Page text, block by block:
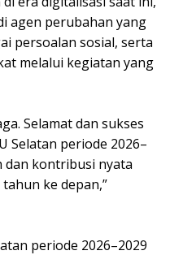
agen perubahan yang
persoalan sosial, serta
melalui kegiatan yang
Selamat dan sukses
Selatan periode 2026–
dan kontribusi nyata
ke depan,”
periode 2026–2029